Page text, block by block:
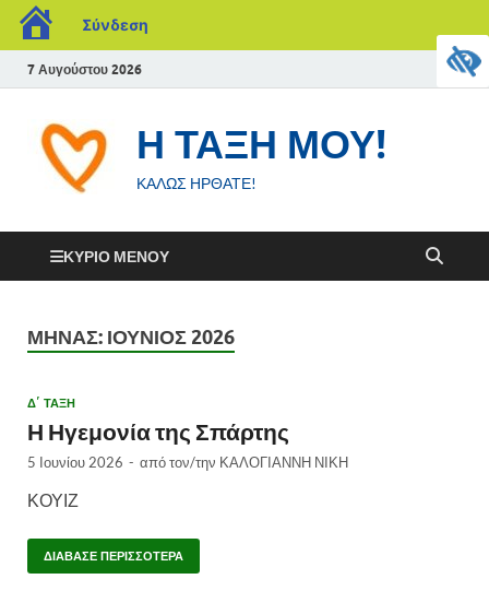
Σύνδεση
7 Αυγούστου 2026
Η ΤΑΞΗ ΜΟΥ!
ΚΑΛΩΣ ΗΡΘΑΤΕ!
ΚΎΡΙΟ ΜΕΝΟΎ
ΜΉΝΑΣ: ΙΟΎΝΙΟΣ 2026
Δ΄ ΤΑΞΗ
Η Ηγεμονία της Σπάρτης
5 Ιουνίου 2026 - από τον/την ΚΑΛΟΓΙΑΝΝΗ ΝΙΚΗ
ΚΟΥΙΖ
ΔΙΆΒΑΣΕ ΠΕΡΙΣΣΌΤΕΡΑ